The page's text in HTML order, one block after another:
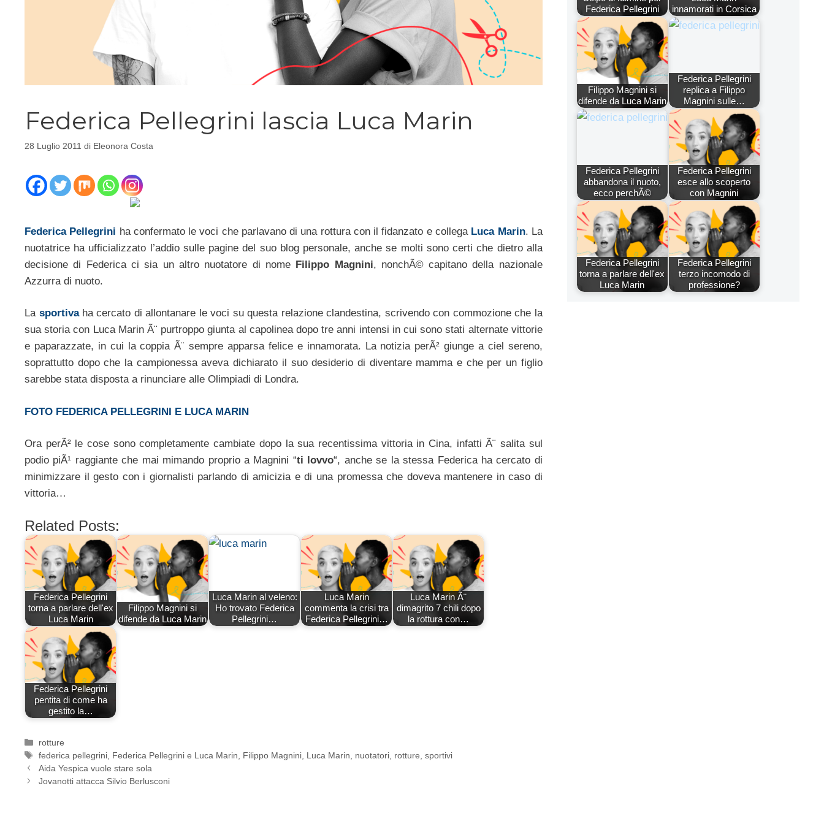
Federica Pellegrini lascia Luca Marin
28 Luglio 2011 di Eleonora Costa
Federica Pellegrini ha confermato le voci che parlavano di una rottura con il fidanzato e collega Luca Marin. La
nuotatrice ha ufficializzato l’addio sulle pagine del suo blog personale, anche se molti sono certi che dietro alla
decisione di Federica ci sia un altro nuotatore di nome Filippo Magnini, nonchÃ© capitano della nazionale
Azzurra di nuoto.
La sportivaha cercato di allontanare le voci su questa relazione clandestina, scrivendo con commozione che la
sua storia con Luca Marin Ã¨ purtroppo giunta al capolinea dopo tre anni intensi in cui sono stati alternate vittorie
e paparazzate, in cui la coppia Ã¨ sempre apparsa felice e innamorata. La notizia perÃ² giunge a ciel sereno,
soprattutto dopo che la campionessa aveva dichiarato il suo desiderio di diventare mamma e che per un figlio
sarebbe stata disposta a rinunciare alle Olimpiadi di Londra.
FOTO FEDERICA PELLEGRINI E LUCA MARIN
Ora perÃ² le cose sono completamente cambiate dopo la sua recentissima vittoria in Cina, infatti Ã¨ salita sul
podio piÃ¹ raggiante che mai mimando proprio a Magnini “ti lovvo“, anche se la stessa Federica ha cercato di
minimizzare il gesto con i giornalisti parlando di amicizia e di una promessa che doveva mantenere in caso di
vittoria…
Related Posts:
Federica Pellegrini
torna a parlare dell'ex
Luca Marin
Filippo Magnini si
difende da Luca Marin
Luca Marin al veleno:
Ho trovato Federica
Pellegrini…
Luca Marin
commenta la crisi tra
Federica Pellegrini…
Luca Marin Ã¨
dimagrito 7 chili dopo
la rottura con…
Federica Pellegrini
pentita di come ha
gestito la…
Categorie
rotture
Tag
federica pellegrini Federica Pellegrini e Luca Marin Filippo Magnini Luca Marin nuotatori rotture ,sportivi
Aida Yespica vuole stare sola
Jovanotti attacca Silvio Berlusconi
Federica Pellegrini
innamorati in Corsica
Filippo Magnini si
difende da Luca Marin
Federica Pellegrini
replica a Filippo
Magnini sulle…
Federica Pellegrini
abbandona il nuoto,
ecco perchÃ©
Federica Pellegrini
esce allo scoperto
con Magnini
Federica Pellegrini
torna a parlare dell'ex
Luca Marin
Federica Pellegrini
terzo incomodo di
professione?